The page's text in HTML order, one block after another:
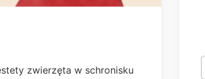
zwierzęta w schronisku